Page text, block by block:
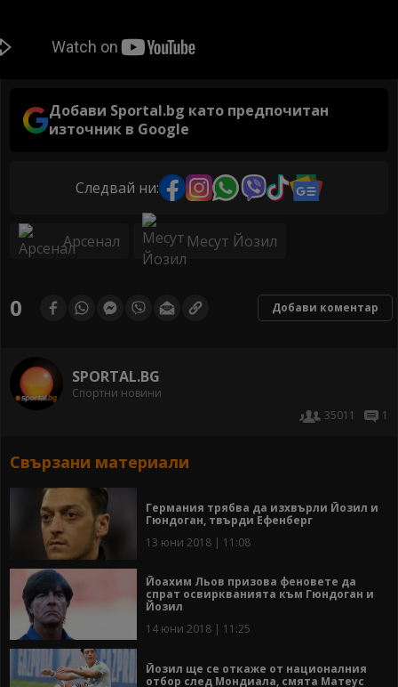
Добави Sportal.bg като предпочитан
източник в Google
Следвай ни:
Арсенал Месут Йозил
0 Добави коментар
SPORTAL.BG
Спортни новини
35011
1
Свързани материали
Германия трябва да изхвърли Йозил и
Гюндоган, твърди Ефенберг
13 юни 2018 | 11:08
Йоахим Льов призова феновете да
спрат освиркванията към Гюндоган и
Йозил
14 юни 2018 | 11:25
Йозил ще се откаже от националния
отбор след Мондиала, смята Матеус